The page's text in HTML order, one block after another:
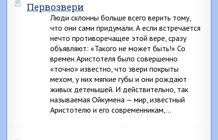
Первозвери
Люди склонны больше всего верить тому,
что они сами придумали. А если встречается
нечто противоречащее этой вере, сразу
объявляют: «Такого не может быть!» Со
времен Аристотеля было совершенно
«точно» известно, что звери покрыты
мехом, у них мягкие губы и они рождают
живых детенышей. И действительно, так
называемая Ойкумена — мир, известный
Аристотелю и его современникам,…